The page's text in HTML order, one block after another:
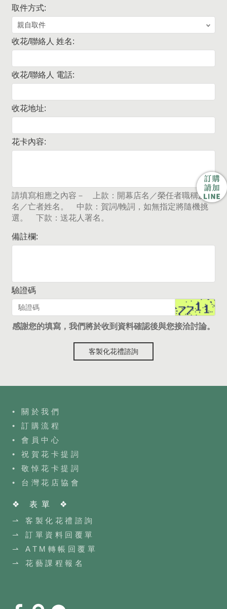
取件方式:
收花/聯絡人 姓名:
收花/聯絡人 電話:
收花地址:
花卡內容:
請填寫相應之內容－ 上款：開幕店名／榮任者職稱及姓
名／亡者姓名。 中款：賀詞/輓詞，如無指定將隨機挑
選。 下款：送花人署名。
備註欄:
驗證碼
感謝您的填寫，我們將於收到資料確認後與您接洽討論。
客製化花禮諮詢
• 關於我們
• 訂購流程
• 會員中心
• 祝賀花卡提詞
• 敬悼花卡提詞
• 台灣花店協會
❖ 表單 ❖
⇀ 客製化花禮諮詢
⇀ 訂單資料回覆單
⇀ ATM轉帳回覆單
⇀ 花藝課程報名